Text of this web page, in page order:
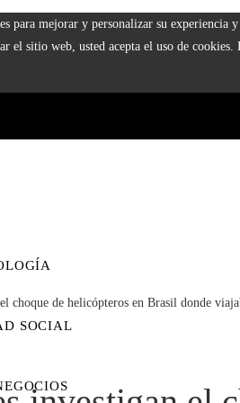
para mejorar y personalizar su experiencia
el sitio web, usted acepta el uso de
SOCIAL
choque de helicópteros en Brasil donde